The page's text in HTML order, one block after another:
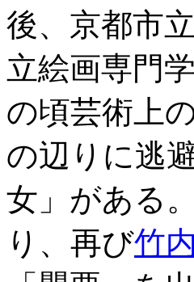
後、京都市
立絵画専門
の頃芸術上
の辺りに逃
女」がある
り、再び竹